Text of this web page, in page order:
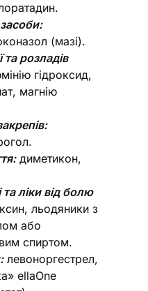
(мазі).
та розладів
гідроксид,
магнію
диметикон,
ліки від болю
льодяники з
або
спиртом.
левоноргестрел,
ellaOne